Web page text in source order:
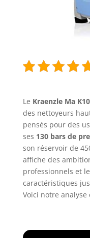
Le Kraenzle Ma
des nettoyeurs
pensés pour des
ses 130 bars de
son réservoir de
affiche des
professionnels et
caractéristiques
Voici notre analyse